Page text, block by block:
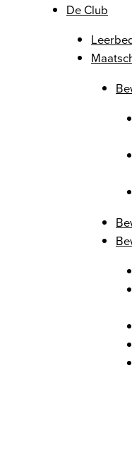
De Club